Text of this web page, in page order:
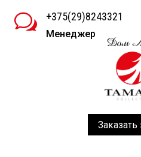
w +375(29)8243321
Менеджер
Заказать